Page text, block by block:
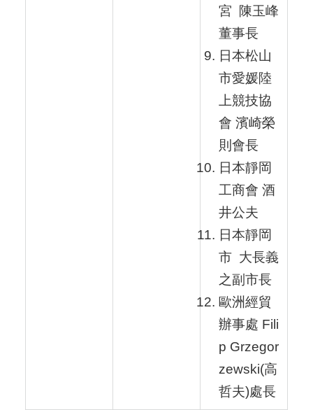
宮 陳玉峰
董事長
日本松山
市愛媛陸
上競技協
會 濱崎榮
則會長
日本靜岡
工商會 酒
井公夫
日本靜岡
市 大長義
之副市長
歐洲經貿
辦事處 Fili
p Grzegor
zewski(高
哲夫)處長